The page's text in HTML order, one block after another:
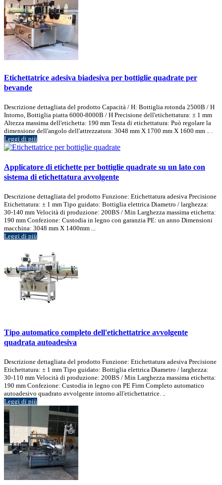
Etichettatrice adesiva biadesiva per bottiglie quadrate per
bevande
Descrizione dettagliata del prodotto Capacità / H: Bottiglia rotonda 2500B / H
Intorno, Bottiglia piatta 6000-8000B / H Precisione dell'etichettatura: ± 1 mm
Altezza massima dell'etichetta: 190 mm Testa di etichettatura: Può regolare la
dimensione dell'angolo dell'attrezzatura: 3048 mm X 1700 mm X 1600 mm .. .
Leggi di più
Applicatore di etichette per bottiglie quadrate su un lato con
sistema di etichettatura avvolgente
Descrizione dettagliata del prodotto Funzione: Etichettatura adesiva Precisione
Etichettatura: ± 1 mm Tipo guidato: Bottiglia elettrica Diametro / larghezza:
30-140 mm Velocità di produzione: 200BS / Min Larghezza massima etichetta:
190 mm Confezione: Custodia in legno con garanzia PE: un anno Dimensioni
macchina: 3048 mm X 1400mm ...
Leggi di più
Tipo automatico completo dell'etichettatrice avvolgente
quadrata autoadesiva
Descrizione dettagliata del prodotto Funzione: Etichettatura adesiva Precisione
Etichettatura: ± 1 mm Tipo guidato: Bottiglia elettrica Diametro / larghezza:
30-110 mm Velocità di produzione: 200BS / Min Larghezza massima etichetta:
190 mm Confezione: Custodia in legno con PE Firm Completo automatico
autoadesivo quadrato avvolgente intorno all'etichettatrice. ..
Leggi di più